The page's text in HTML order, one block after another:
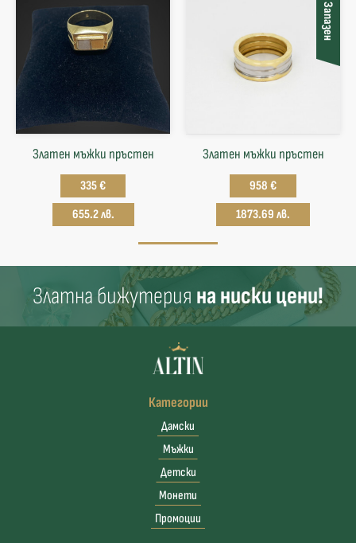
Златен мъжки пръстен
335 €
655.2 лв.
Запазен
Златен мъжки пръстен
958 €
1873.69 лв.
Златна бижутерия на ниски цени!
Категории
Дамски
Мъжки
Детски
Монети
Промоции